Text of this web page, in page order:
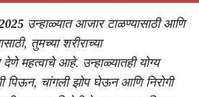
उन्हाळ्यात आजार टाळण्यासाठी आणि
तुमच्या शरीराच्या
महत्वाचे आहे. उन्हाळ्यातही योग्य
चांगली झोप घेऊन आणि निरोगी